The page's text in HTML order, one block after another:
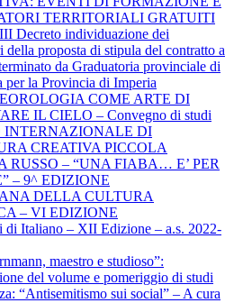
TERRITORIALI GRATUITI
Decreto individuazione dei
della proposta di stipula del contratto a
da Graduatoria provinciale di
per la Provincia di Imperia
COME ARTE DI
IL CIELO – Convegno di studi
INTERNAZIONALE DI
CREATIVA PICCOLA
RUSSO – “UNA FIABA… E’ PER
– 9^ EDIZIONE
DELLA CULTURA
– VI EDIZIONE
di Italiano – XII Edizione – a.s. 2022-
maestro e studioso”:
del volume e pomeriggio di studi
“Antisemitismo sui social” – A cura